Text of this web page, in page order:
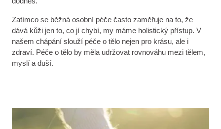
Zatímco se běžná osobní péče často zaměřuje na to, že
dává kůži jen to, co jí chybí, my máme holistický přístup. V
našem chápání slouží péče o tělo nejen pro krásu, ale i
zdraví. Péče o tělo by měla udržovat rovnováhu mezi tělem,
myslí a duší.